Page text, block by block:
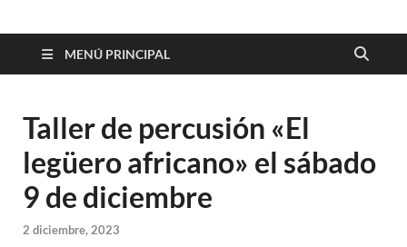
10minutos.com.uy
MENÚ PRINCIPAL
Taller de percusión «El
legüero africano» el sábado
9 de diciembre
2 diciembre, 2023